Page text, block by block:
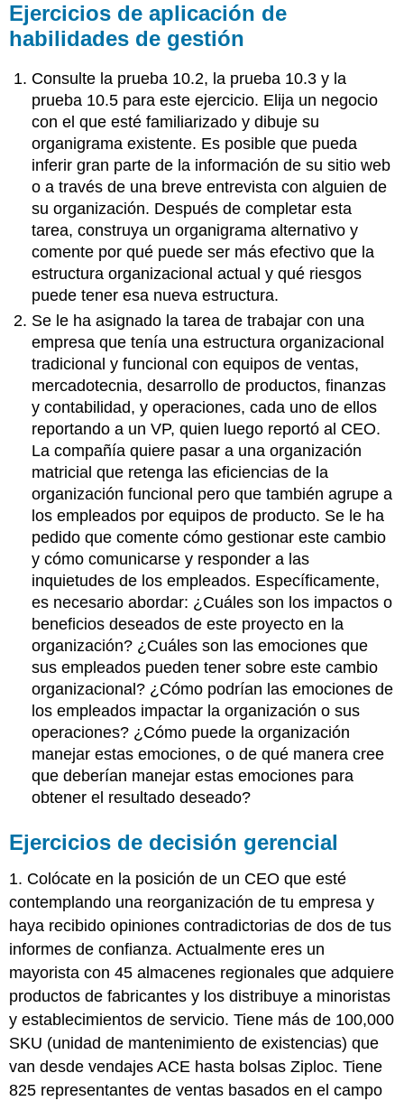
Ejercicios de aplicación de
habilidades de gestión
Consulte la prueba 10.2, la prueba 10.3 y la
prueba 10.5 para este ejercicio. Elija un negocio
con el que esté familiarizado y dibuje su
organigrama existente. Es posible que pueda
inferir gran parte de la información de su sitio web
o a través de una breve entrevista con alguien de
su organización. Después de completar esta
tarea, construya un organigrama alternativo y
comente por qué puede ser más efectivo que la
estructura organizacional actual y qué riesgos
puede tener esa nueva estructura.
Se le ha asignado la tarea de trabajar con una
empresa que tenía una estructura organizacional
tradicional y funcional con equipos de ventas,
mercadotecnia, desarrollo de productos, finanzas
y contabilidad, y operaciones, cada uno de ellos
reportando a un VP, quien luego reportó al CEO.
La compañía quiere pasar a una organización
matricial que retenga las eficiencias de la
organización funcional pero que también agrupe a
los empleados por equipos de producto. Se le ha
pedido que comente cómo gestionar este cambio
y cómo comunicarse y responder a las
inquietudes de los empleados. Específicamente,
es necesario abordar: ¿Cuáles son los impactos o
beneficios deseados de este proyecto en la
organización? ¿Cuáles son las emociones que
sus empleados pueden tener sobre este cambio
organizacional? ¿Cómo podrían las emociones de
los empleados impactar la organización o sus
operaciones? ¿Cómo puede la organización
manejar estas emociones, o de qué manera cree
que deberían manejar estas emociones para
obtener el resultado deseado?
Ejercicios de decisión gerencial
1. Colócate en la posición de un CEO que esté
contemplando una reorganización de tu empresa y
haya recibido opiniones contradictorias de dos de tus
informes de confianza. Actualmente eres un
mayorista con 45 almacenes regionales que adquiere
productos de fabricantes y los distribuye a minoristas
y establecimientos de servicio. Tiene más de 100,000
SKU (unidad de mantenimiento de existencias) que
van desde vendajes ACE hasta bolsas Ziploc. Tiene
825 representantes de ventas basados en el campo